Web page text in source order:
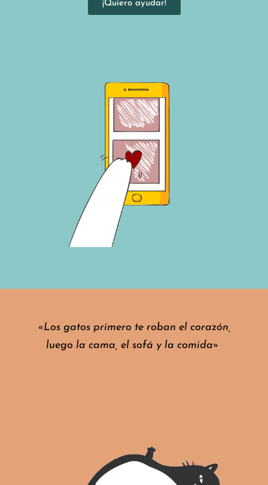
¡Quiero ayudar!
«Los gatos primero te roban el corazón,
luego la cama, el sofá y la comida»